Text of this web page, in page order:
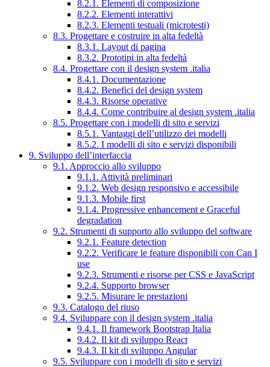
8.2.1. Elementi di composizione
8.2.2. Elementi interattivi
8.2.3. Elementi testuali (microtesti)
8.3. Progettare e costruire in alta fedeltà
8.3.1. Layout di pagina
8.3.2. Prototipi in alta fedeltà
8.4. Progettare con il design system .italia
8.4.1. Documentazione
8.4.2. Benefici del design system
8.4.3. Risorse operative
8.4.4. Come contribuire al design system .italia
8.5. Progettare con i modelli di sito e servizi
8.5.1. Vantaggi dell’utilizzo dei modelli
8.5.2. I modelli di sito e servizi disponibili
9. Sviluppo dell’interfaccia
9.1. Approccio allo sviluppo
9.1.1. Attività preliminari
9.1.2. Web design responsivo e accessibile
9.1.3. Mobile first
9.1.4. Progressive enhancement e Graceful
degradation
9.2. Strumenti di supporto allo sviluppo del software
9.2.1. Feature detection
9.2.2. Verificare le feature disponibili con Can I
use
9.2.3. Strumenti e risorse per CSS e JavaScript
9.2.4. Supporto browser
9.2.5. Misurare le prestazioni
9.3. Catalogo del riuso
9.4. Sviluppare con il design system .italia
9.4.1. Il framework Bootstrap Italia
9.4.2. Il kit di sviluppo React
9.4.3. Il kit di sviluppo Angular
9.5. Sviluppare con i modelli di sito e servizi